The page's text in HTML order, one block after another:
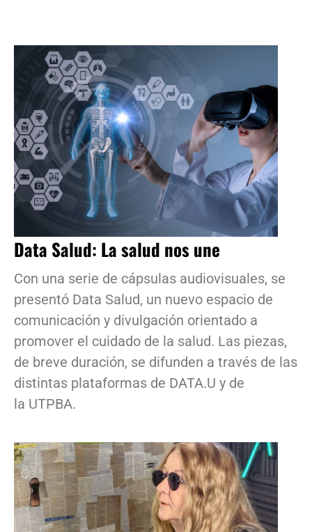
Data Salud: La salud nos une
Con una serie de cápsulas audiovisuales, se
presentó Data Salud, un nuevo espacio de
comunicación y divulgación orientado a
promover el cuidado de la salud. Las piezas,
de breve duración, se difunden a través de las
distintas plataformas de DATA.U y de
la UTPBA.